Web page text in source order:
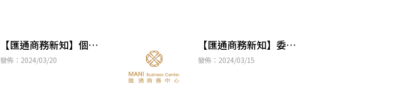
【匯通商務新知】個人
重購自住房地退稅或扣
發佈：2024/03/20
【匯通商務新知】委任
代理人以網路辦理營利
發佈：2024/03/15